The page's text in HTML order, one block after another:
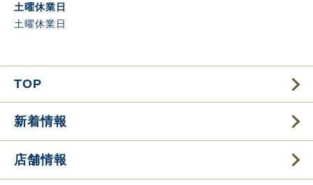
土曜休業日
土曜休業日
TOP
新着情報
店舗情報